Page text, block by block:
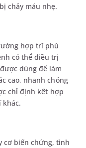
chảy máu nhẹ.
hợp trĩ phù
có thể điều trị
dùng để làm
cao, nhanh chóng
chỉ định kết hợp
cơ biến chứng, tình